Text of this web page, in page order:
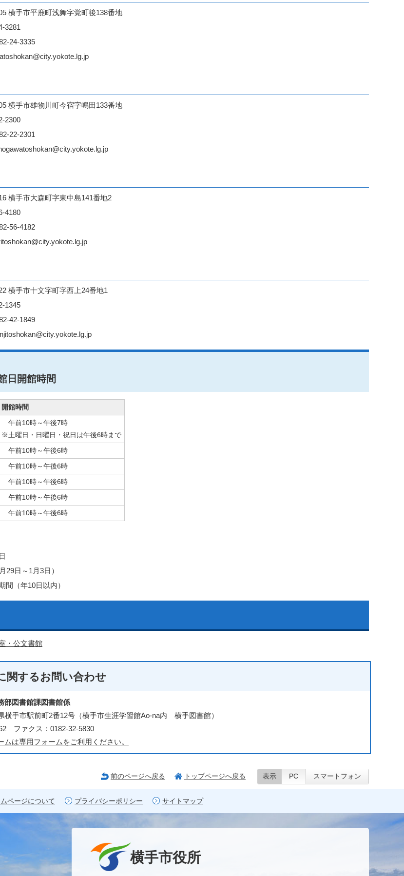
横手市平鹿町浅舞字覚町後138番地
3281
24-3335
横手市雄物川町今宿字鳴田133番地
2300
22-2301
横手市大森町字東中島141番地2
4180
56-4182
横手市十文字町字西上24番地1
1345
42-1849
日開館時間
開館時間
午前10時～午後7時
※土曜日・日曜日・祝日は午後6時まで
午前10時～午後6時
午前10時～午後6時
午前10時～午後6時
午前10時～午後6時
午前10時～午後6時
29日～1月3日）
間（年10日以内）
・公文書館
関するお問い合わせ
部図書館課図書館係
手市駅前町2番12号（横手市生涯学習館Ao-na内 横手図書館）
ファクス：0182-32-5830
ムは専用フォームをご利用ください。
前のページへ戻る トップページへ戻る 表示 PC スマートフォン
ページについて プライバシーポリシー サイトマップ
横手市役所